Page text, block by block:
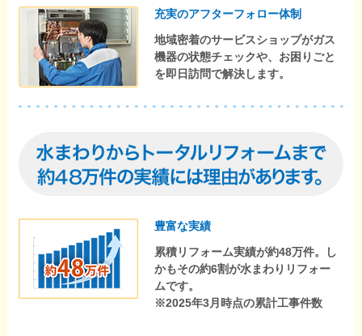
充実のアフターフォロー体制
地域密着のサービスショップがガス
機器の状態チェックや、お困りごと
を即日訪問で解決します。
豊富な実績
累積リフォーム実績が約48万件。し
かもその約6割が水まわりリフォー
ムです。
※2025年3月時点の累計工事件数